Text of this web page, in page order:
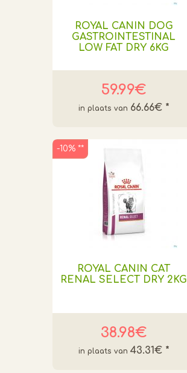
ROYAL CANIN DOG
GASTROINTESTINAL
LOW FAT DRY 6KG
59.99€
66.66€ *
ROYAL CANIN CAT
RENAL SELECT DRY 2KG
38.98€
43.31€ *
-10% **